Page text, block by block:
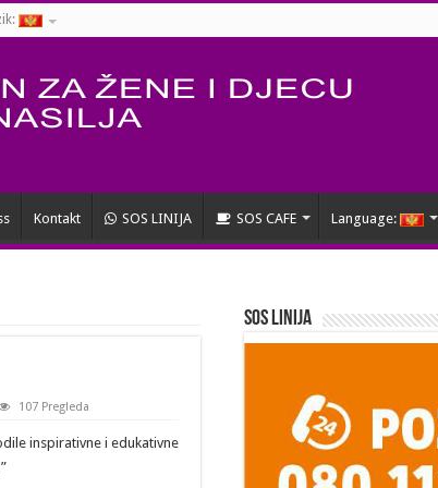
Kontakt SOS LINIJA SOS CAFE Language:
107 Pregleda
inspirativne i edukativne
SOS Linija